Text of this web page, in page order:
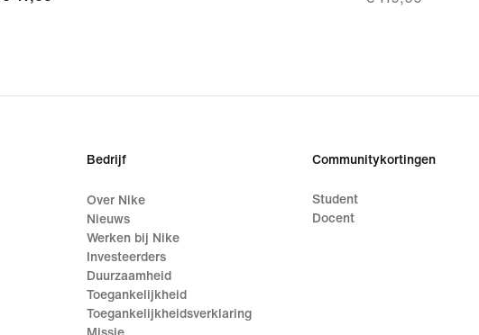
€ 119,99
Bedrijf
Over Nike
Nieuws
Werken bij Nike
Investeerders
Duurzaamheid
Toegankelijkheid
Toegankelijkheidsverklaring
Missie
Communitykortingen
Student
Docent